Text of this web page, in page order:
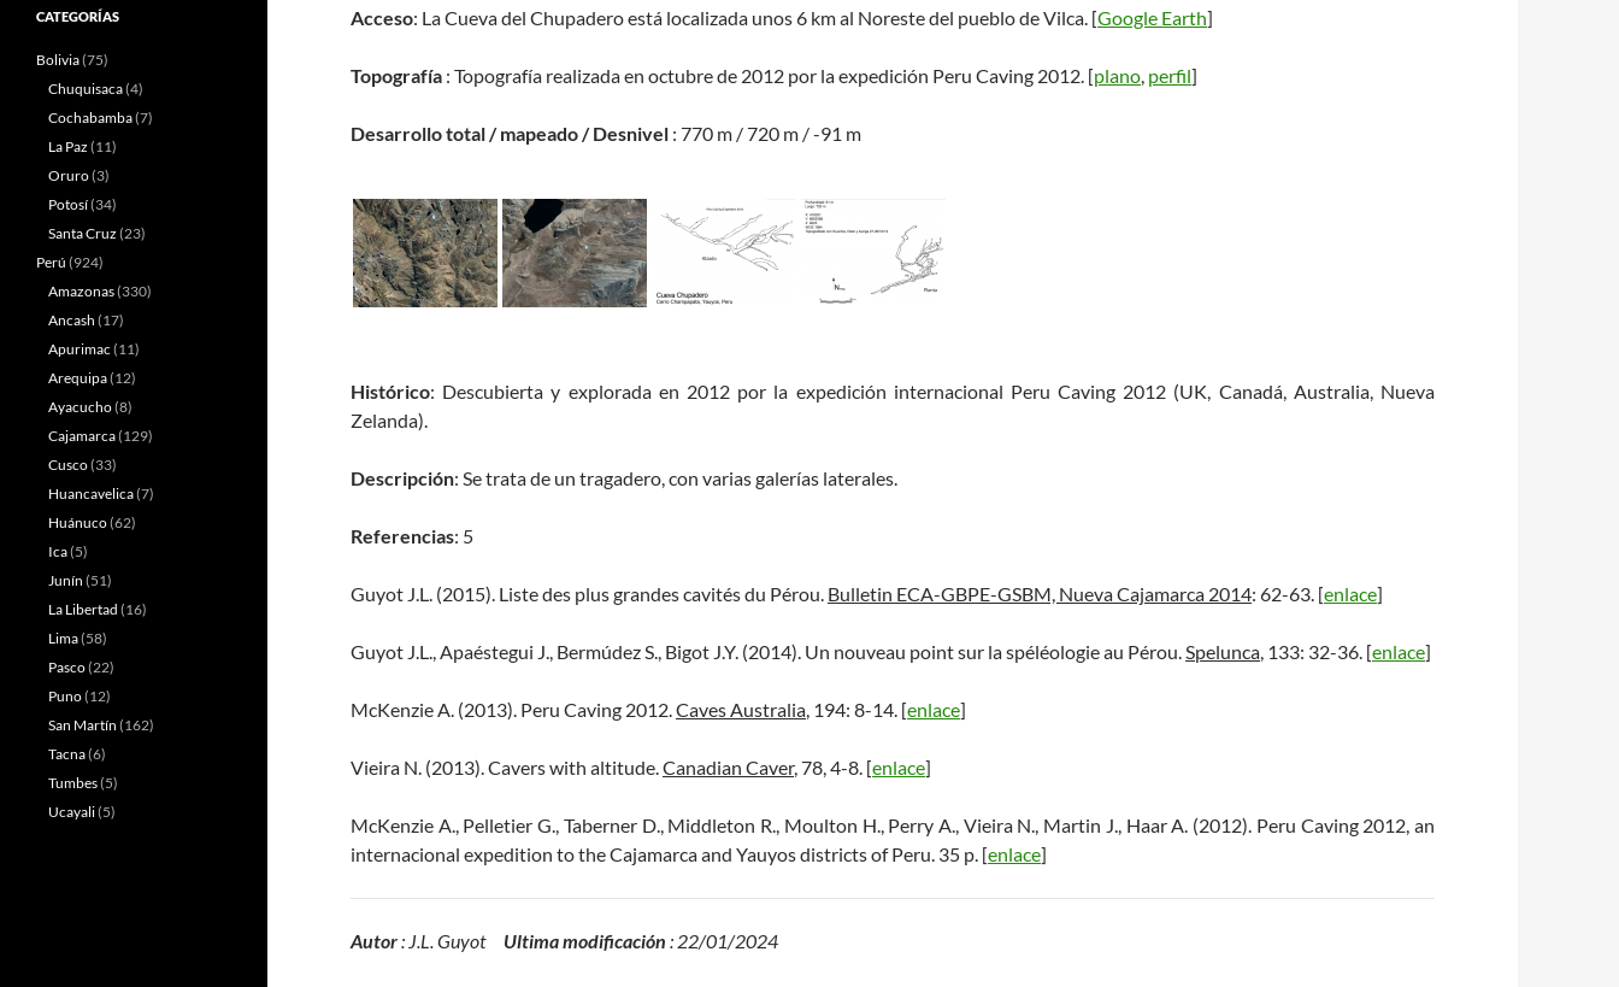
Acceso: La Cueva del Chupadero está localizada unos 6 km al Noreste del pueblo de Vilca. [Google Earth]
Topografía : Topografía realizada en octubre de 2012 por la expedición Peru Caving 2012. [plano, perfil]
Desarrollo total / mapeado / Desnivel : 770 m / 720 m / -91 m
Histórico: Descubierta y explorada en 2012 por la expedición internacional Peru Caving 2012 (UK, Canadá, Australia, Nueva
Zelanda).
Descripción: Se trata de un tragadero, con varias galerías laterales.
Referencias: 5
Guyot J.L. (2015). Liste des plus grandes cavités du Pérou. Bulletin ECA-GBPE-GSBM, Nueva Cajamarca 2014: 62-63. [enlace]
Guyot J.L., Apaéstegui J., Bermúdez S., Bigot J.Y. (2014). Un nouveau point sur la spéléologie au Pérou.Spelunca, 133: 32-36. [enlace]
McKenzie A. (2013). Peru Caving 2012.Caves Australia, 194: 8-14. [enlace]
Vieira N. (2013). Cavers with altitude.Canadian Caver, 78, 4-8. [enlace]
McKenzie A., Pelletier G., Taberner D., Middleton R., Moulton H., Perry A., Vieira N., Martin J., Haar A. (2012). Peru Caving 2012, an
internacional expedition to the Cajamarca and Yauyos districts of Peru. 35 p. [enlace]
Autor: J.L. Guyot Ultima modificación : 22/01/2024
CATEGORÍAS
Bolivia(75)
Chuquisaca(4)
Cochabamba(7)
La Paz (11)
Oruro(3)
Potosí(34)
Santa Cruz (23)
Perú (924)
Amazonas(330)
Ancash (17)
Apurimac (11)
Arequipa(12)
Ayacucho(8)
Cajamarca(129)
Cusco(33)
Huancavelica(7)
Huánuco(62)
Ica(5)
Junín (51)
La Libertad (16)
Lima(58)
Pasco(22)
Puno(12)
San Martín (162)
Tacna(6)
Tumbes(5)
Ucayali(5)